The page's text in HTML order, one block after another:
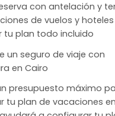
con antelación y
de vuelos y
tu plan todo incluido
un seguro de viaje con
en Cairo
presupuesto máximo
tu plan de vacaciones